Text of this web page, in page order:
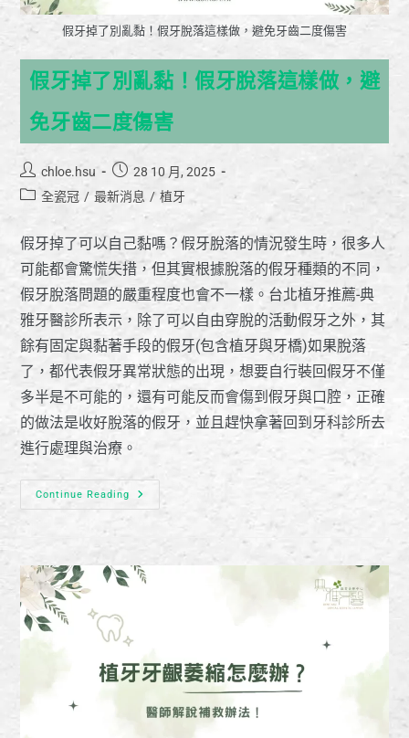
假牙掉了別亂黏！假牙脫落這樣做，避免牙齒二度傷害
假牙掉了別亂黏！假牙脫落這樣做，避
免牙齒二度傷害
chloe.hsu
28 10 月, 2025
全瓷冠 / 最新消息 / 植牙
假牙掉了可以自己黏嗎？假牙脫落的情況發生時，很多人
可能都會驚慌失措，但其實根據脫落的假牙種類的不同，
假牙脫落問題的嚴重程度也會不一樣。台北植牙推薦-典
雅牙醫診所表示，除了可以自由穿脫的活動假牙之外，其
餘有固定與黏著手段的假牙(包含植牙與牙橋)如果脫落
了，都代表假牙異常狀態的出現，想要自行裝回假牙不僅
多半是不可能的，還有可能反而會傷到假牙與口腔，正確
的做法是收好脫落的假牙，並且趕快拿著回到牙科診所去
進行處理與治療。
Continue Reading